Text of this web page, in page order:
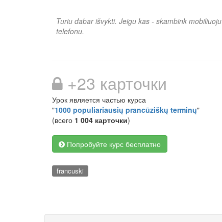
Turiu dabar išvykti. Jeigu kas - skambink mobiliuoju
telefonu.
+23 карточки
Урок является частью курса
"1000 populiariausių prancūziškų terminų"
(всего 1 004 карточки)
Попробуйте курс бесплатно
francuski